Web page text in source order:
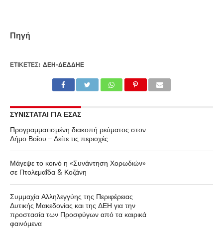
Πηγή
ΕΤΙΚΕΤΕΣ: ΔΕΗ-ΔΕΔΔΗΕ
ΣΥΝΙΣΤΑΤΑΙ ΓΙΑ ΕΣΑΣ
Προγραμματισμένη διακοπή ρεύματος στον
Δήμο Βοΐου – Δείτε τις περιοχές
Μάγεψε το κοινό η «Συνάντηση Χορωδιών»
σε Πτολεμαΐδα & Κοζάνη
Συμμαχία Αλληλεγγύης της Περιφέρειας
Δυτικής Μακεδονίας και της ΔΕΗ για την
προστασία των Προσφύγων από τα καιρικά
φαινόμενα